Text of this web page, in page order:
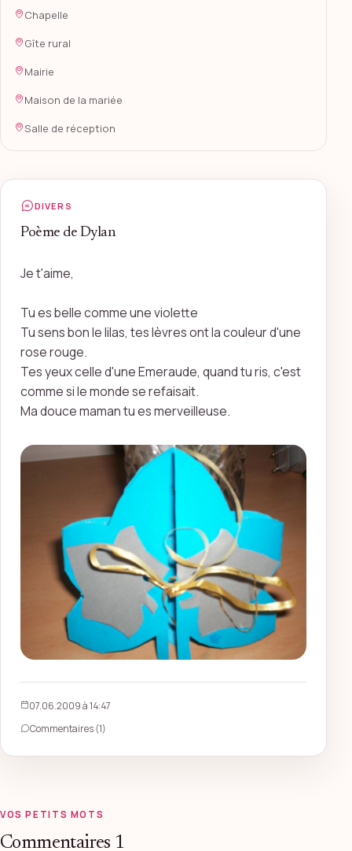
Chapelle
Gîte rural
Mairie
Maison de la mariée
Salle de réception
DIVERS
Poème de Dylan
Je t'aime,
Tu es belle comme une violette
Tu sens bon le lilas, tes lèvres ont la couleur d'une
rose rouge.
Tes yeux celle d'une Emeraude, quand tu ris, c'est
comme si le monde se refaisait.
Ma douce maman tu es merveilleuse.
07.06.2009 à 14:47
Commentaires (1)
VOS PETITS MOTS
Commentaires 1